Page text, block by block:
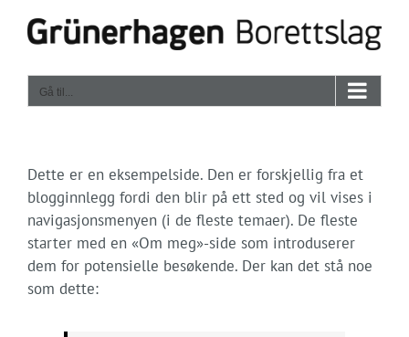
Gå til...
Dette er en eksempelside. Den er forskjellig fra et
blogginnlegg fordi den blir på ett sted og vil vises i
navigasjonsmenyen (i de fleste temaer). De fleste
starter med en «Om meg»-side som introduserer
dem for potensielle besøkende. Der kan det stå noe
som dette: